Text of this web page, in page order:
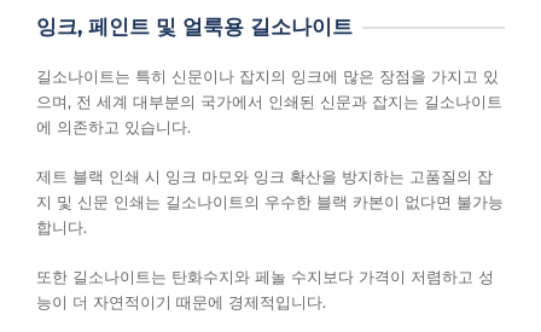
잉크, 페인트 및 얼룩용 길소나이트
길소나이트는 특히 신문이나 잡지의 잉크에 많은 장점을 가지고 있
으며, 전 세계 대부분의 국가에서 인쇄된 신문과 잡지는 길소나이트
에 의존하고 있습니다.
제트 블랙 인쇄 시 잉크 마모와 잉크 확산을 방지하는 고품질의 잡
지 및 신문 인쇄는 길소나이트의 우수한 블랙 카본이 없다면 불가능
합니다.
또한 길소나이트는 탄화수지와 페놀 수지보다 가격이 저렴하고 성
능이 더 자연적이기 때문에 경제적입니다.